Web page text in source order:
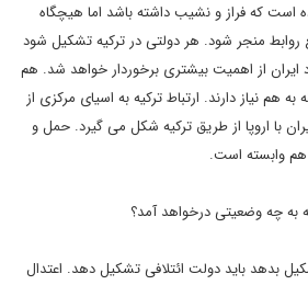
است که فراز و نشیب داشته باشد اما هیچگاه
منجر شود. هر دولتی در ترکیه تشکیل شود
ایران از اهمیت بیشتری برخوردار خواهد شد. هم
هم نیاز دارند. ارتباط ترکیه به اسیای مرکزی از
با اروپا از طریق ترکیه شکل می گیرد. حمل و
هم وابسته است.
به چه وضعیتی درخواهد آمد؟
بدهد باید دولت ائتلافی تشکیل دهد. اعتدال